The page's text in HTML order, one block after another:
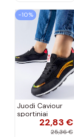
−10%
Juodi Caviour
sportiniai
sportbačiai22,83 €
25,36 €